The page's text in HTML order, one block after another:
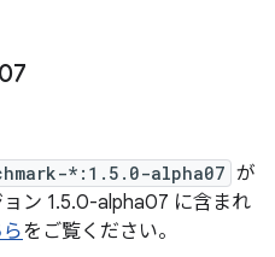
*:1.5.0-alpha07 が
ン 1.5.0-alpha07 に含まれ
をご覧ください。